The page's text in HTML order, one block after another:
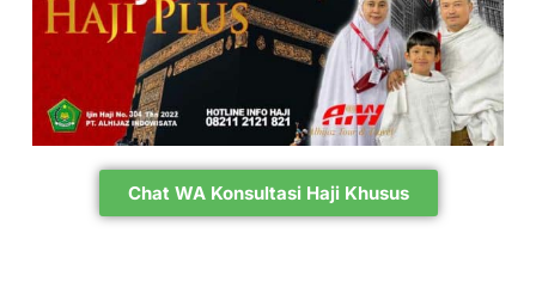
Chat WA Konsultasi Haji Khusus